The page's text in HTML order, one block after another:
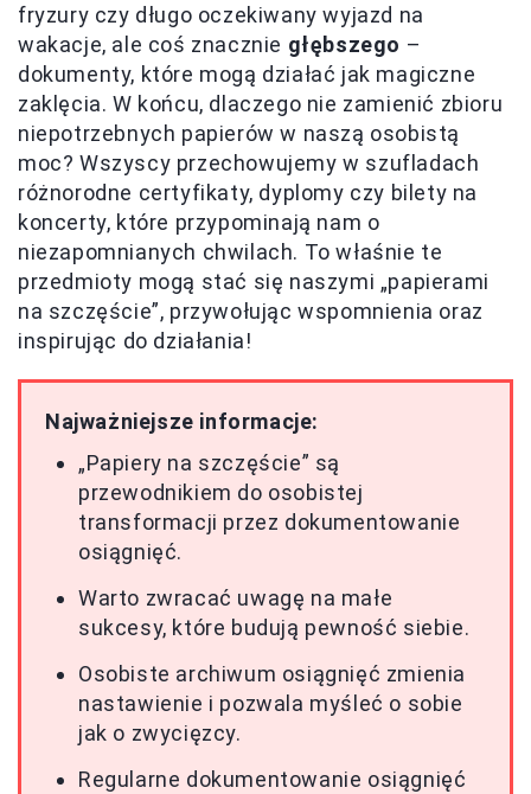
fryzury czy długo oczekiwany wyjazd na
wakacje, ale coś znacznie głębszego –
dokumenty, które mogą działać jak magiczne
zaklęcia. W końcu, dlaczego nie zamienić zbioru
niepotrzebnych papierów w naszą osobistą
moc? Wszyscy przechowujemy w szufladach
różnorodne certyfikaty, dyplomy czy bilety na
koncerty, które przypominają nam o
niezapomnianych chwilach. To właśnie te
przedmioty mogą stać się naszymi „papierami
na szczęście”, przywołując wspomnienia oraz
inspirując do działania!
Najważniejsze informacje:
„Papiery na szczęście” są
przewodnikiem do osobistej
transformacji przez dokumentowanie
osiągnięć.
Warto zwracać uwagę na małe
sukcesy, które budują pewność siebie.
Osobiste archiwum osiągnięć zmienia
nastawienie i pozwala myśleć o sobie
jak o zwycięzcy.
Regularne dokumentowanie osiągnięć